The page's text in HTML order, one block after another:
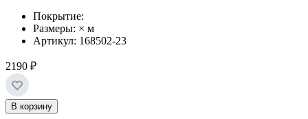
Покрытие:
Размеры: × м
Артикул: 168502-23
2190 ₽
В корзину